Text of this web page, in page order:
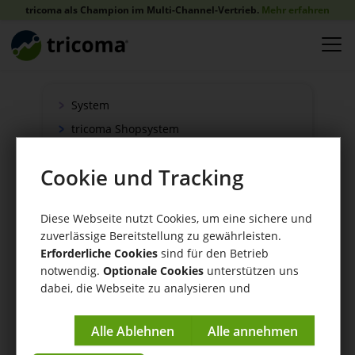
tricoma als Champion im Multi-Channel-Vertrieb. Mehr erfahren
System
tricoma Shopsystem
Verkauf
Zahlung
Versand
WaWi/CRM
CRM Tools
Cookie und Tracking
Diese Webseite nutzt Cookies, um eine sichere und
zuverlässige Bereitstellung zu gewährleisten.
Erforderliche Cookies sind für den Betrieb
notwendig. Optionale Cookies unterstützen uns
dabei, die Webseite zu analysieren und
Impressum| Datenschutzerklärung